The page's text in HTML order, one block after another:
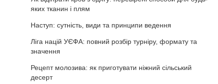
яких тканин і плям
Наступ: сутність, види та принципи ведення
Ліга націй УЄФА: повний розбір турніру, формату та
значення
Рецепт молозива: як приготувати ніжний сільський
десерт